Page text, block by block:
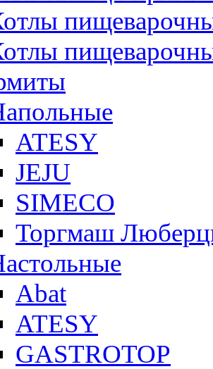
ATESY
JEJU
SIMECO
Торгмаш
Abat
ATESY
GASTROTOP